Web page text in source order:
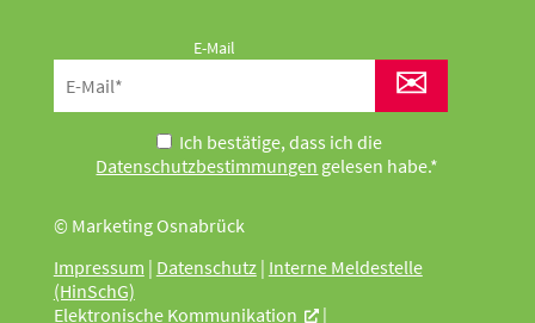
E-Mail
✉
Ich bestätige, dass ich die
Datenschutzbestimmungen gelesen habe.*
© Marketing Osnabrück
Impressum | Datenschutz| Interne Meldestelle
(HinSchG)
Elektronische Kommunikation
|